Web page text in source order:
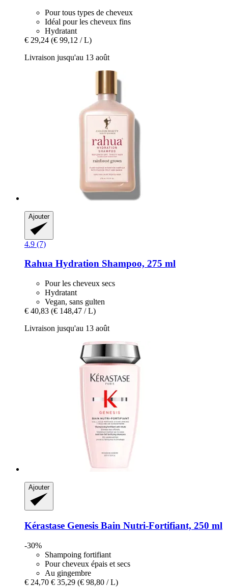
Pour tous types de cheveux
Idéal pour les cheveux fins
Hydratant
€ 29,24 (€ 99,12 / L)
Livraison jusqu'au 13 août
Ajouter
4.9 (7)
Rahua Hydration Shampoo, 275 ml
Pour les cheveux secs
Hydratant
Vegan, sans gulten
€ 40,83 (€ 148,47 / L)
Livraison jusqu'au 13 août
Ajouter
Kérastase Genesis Bain Nutri-​Fortifiant, 250 ml
-30%
Shampoing fortifiant
Pour cheveux épais et secs
Au gingembre
€ 24,70 € 35,29 (€ 98,80 / L)